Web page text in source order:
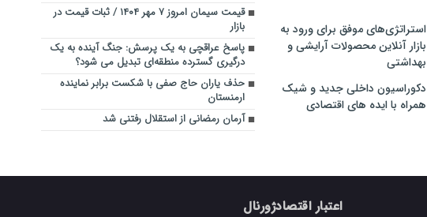
استراتژی‌های موفق برای ورود به
بازار آنلاین محصولات آرایشی و
بهداشتی
دکوراسیون داخلی جدید و شیک
همراه با ایده های اقتصادی
قیمت سیمان امروز ۷ مهر ۱۴۰۴ / ثبات قیمت در
بازار
پاسخ عراقچی به یک پرسش: جنگ آینده به یک
درگیری گسترده منطقه‌ای تبدیل می شود؟
حذف یاران حاج صفی با شکست برابر نماینده
ارمنستان
آرمان رمضانی از استقلال رفتنی شد
اعتبار اقتصادژورنال